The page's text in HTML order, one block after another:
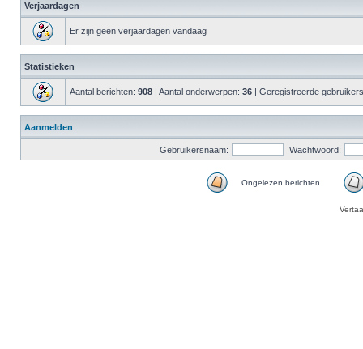
Verjaardagen
Er zijn geen verjaardagen vandaag
Statistieken
Aantal berichten: 908 | Aantal onderwerpen: 36 | Geregistreerde
Aanmelden
Gebruikersnaam: Wachtwoord:
Ongelezen berichten